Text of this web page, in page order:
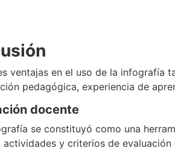
ventajas en el uso de la
pedagógica, experiencia de
docente
se constituyó como una
y criterios de evaluación